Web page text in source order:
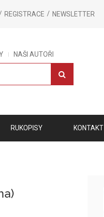
REGISTRACE NEWSLETTER
NAŠI AUTOŘI
RUKOPISY KONTAKT